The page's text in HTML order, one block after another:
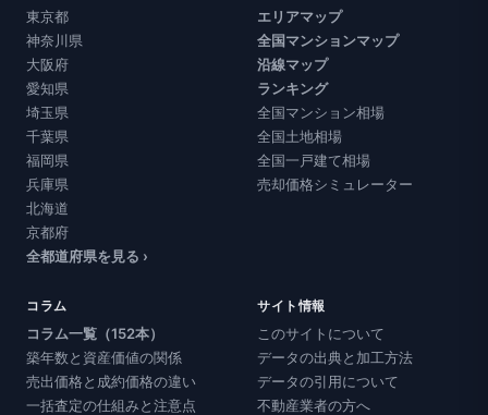
東京都
神奈川県
大阪府
愛知県
埼玉県
千葉県
福岡県
兵庫県
北海道
京都府
全都道府県を見る ›
エリアマップ
全国マンションマップ
沿線マップ
ランキング
全国マンション相場
全国土地相場
全国一戸建て相場
売却価格シミュレーター
コラム
コラム一覧（152本）
築年数と資産価値の関係
売出価格と成約価格の違い
一括査定の仕組みと注意点
サイト情報
このサイトについて
データの出典と加工方法
データの引用について
不動産業者の方へ